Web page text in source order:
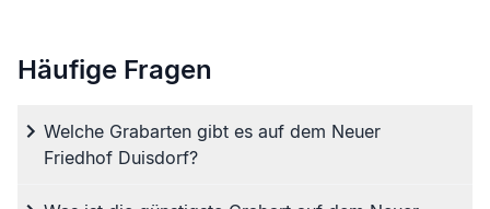
Häufige Fragen
Welche Grabarten gibt es auf dem Neuer
Friedhof Duisdorf?